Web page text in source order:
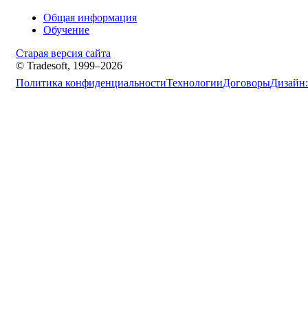
Общая информация
Обучение
Старая версия сайта
© Tradesoft, 1999–2026
Политика конфиденциальностиТехнологииДоговорыДизайн: